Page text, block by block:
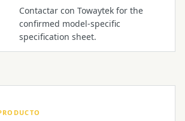
Contactar con Towaytek for the
confirmed model-specific
specification sheet.